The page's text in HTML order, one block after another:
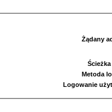
Żądany
Metoda
Logowanie